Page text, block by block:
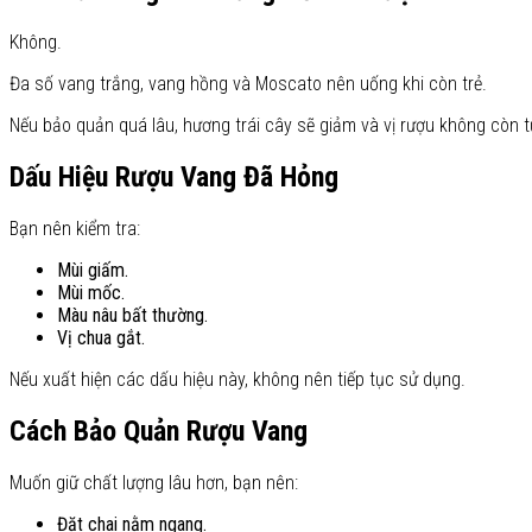
Không.
Đa số vang trắng, vang hồng và Moscato nên uống khi còn trẻ.
Nếu bảo quản quá lâu, hương trái cây sẽ giảm và vị rượu không còn
Dấu Hiệu Rượu Vang Đã Hỏng
Bạn nên kiểm tra:
Mùi giấm.
Mùi mốc.
Màu nâu bất thường.
Vị chua gắt.
Nếu xuất hiện các dấu hiệu này, không nên tiếp tục sử dụng.
Cách Bảo Quản Rượu Vang
Muốn giữ chất lượng lâu hơn, bạn nên:
Đặt chai nằm ngang.